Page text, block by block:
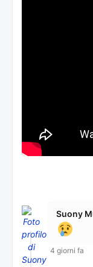
Suony
4 giorni fa